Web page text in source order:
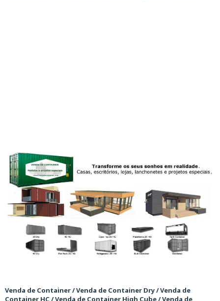
Venda de Container / Venda de Container Dry / Venda de
Container HC / Venda de Container High Cube / Venda de